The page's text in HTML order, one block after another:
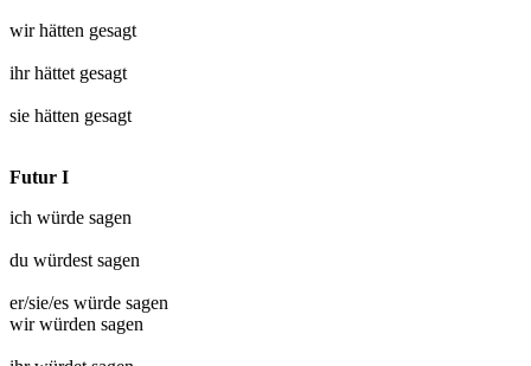
wir hätten gesagt
ihr hättet gesagt
sie hätten gesagt
Futur I
ich würde sagen
du würdestsagen
er/sie/es würde sagen
wir würden sagen